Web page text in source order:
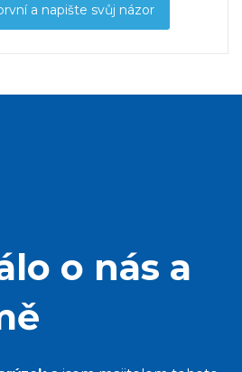
a napište svůj názor
o nás a